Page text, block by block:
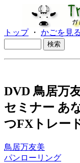
トップ・ かごを見る
DVD 鳥居万
セミナー あ
つFXトレー
鳥居万友美
パンローリング